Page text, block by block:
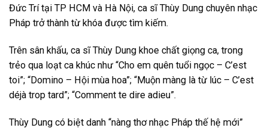
Đức Trí tại TP HCM và Hà Nội, ca sĩ Thùy Dung chuyên nhạc
Pháp trở thành từ khóa được tìm kiếm.
Trên sân khấu, ca sĩ Thùy Dung khoe chất giọng ca, trong
trẻo qua loạt ca khúc như “Cho em quên tuổi ngọc – C’est
toi”; “Domino – Hội mùa hoa”; “Muộn màng là từ lúc – C’est
déjà trop tard”; “Comment te dire adieu”.
Thùy Dung có biệt danh “nàng thơ nhạc Pháp thế hệ mới”